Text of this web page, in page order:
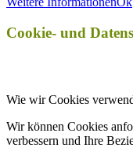
Cookie- und
Wie wir Cookies
Wir können Cookies
verbessern und Ihre